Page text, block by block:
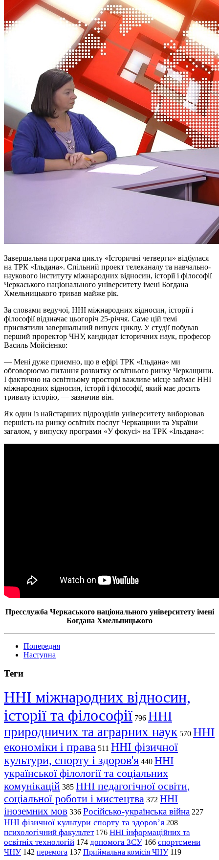
Завершальна програма циклу «Історичні четверги» відбулася
на ТРК «Ільдана». Спільний проект телеканалу та навчально-
наукового інституту міжнародних відносин, історії і філософії
Черкаського національного університету імені Богдана
Хмельницького тривав майже рік.
За словами ведучої, ННІ міжнародних відносин, історії і
філософії відзначає цьогоріч 25-річчя. Саме цій темі
присвятили завершальний випуск циклу. У студії побував
перший проректор ЧНУ, кандидат історичних наук, професор
Василь Мойсієнко:
— Мені дуже приємно, що в ефірі ТРК «Ільдана» ми
обговорюємо питання розвитку освітнього ринку Черкащини.
І фактично на освітньому просторі важливе місце займає ННІ
міжнародних відносин, історії і філософії, який має досить
тривалу історію, — зазначив він.
Як один із найстарших підрозділів університету виборював
першість на ринку освітніх послуг Черкащини та України
загалом, у випуску програми «У фокусі» на ТРК «Ільдана»:
Пресслужба Черкаського національного університету імені
Богдана Хмельницького
Попередня
Наступна
Теги
ННІ міжнародних відносин,
історії та філософії 796 ННІ
природничих та аграрних наук 570 ННІ
економіки і права 511 ННІ фізичної
культури, спорту і здоров'я 440 ННІ
української філології та соціальних
комунікацій 385 ННІ педагогічної освіти,
соціальної роботи і мистецтва 372 ННІ
іноземних мов 336 Російсько-українська війна 227
ННІ фізичної культури спорту та здоров’я 208
психологічний факультет 176 ННІ інформаційних та
освітніх технологій 174 допомога ЗСУ 166 спортсмени
ЧНУ 142 перемога 137 Приймальна комісія ЧНУ 119